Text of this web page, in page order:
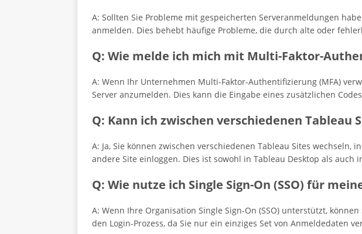
A: Sollten Sie Probleme mit gespeicherten Serveranmeldungen
anmelden. Dies behebt häufige Probleme, die durch alte oder
Q: Wie melde ich mich mit Multi-Faktor-
A: Wenn Ihr Unternehmen Multi-Faktor-Authentifizierung (MFA)
Server anzumelden. Dies kann die Eingabe eines zusätzlichen
Q: Kann ich zwischen verschiedenen Tableau
A: Ja, Sie können zwischen verschiedenen Tableau Sites
andere Site einloggen. Dies ist sowohl in Tableau Desktop als auch
Q: Wie nutze ich Single Sign-On (SSO) für
A: Wenn Ihre Organisation Single Sign-On (SSO) unterstützt,
den Login-Prozess, da Sie nur ein einziges Set von Anmeldedaten